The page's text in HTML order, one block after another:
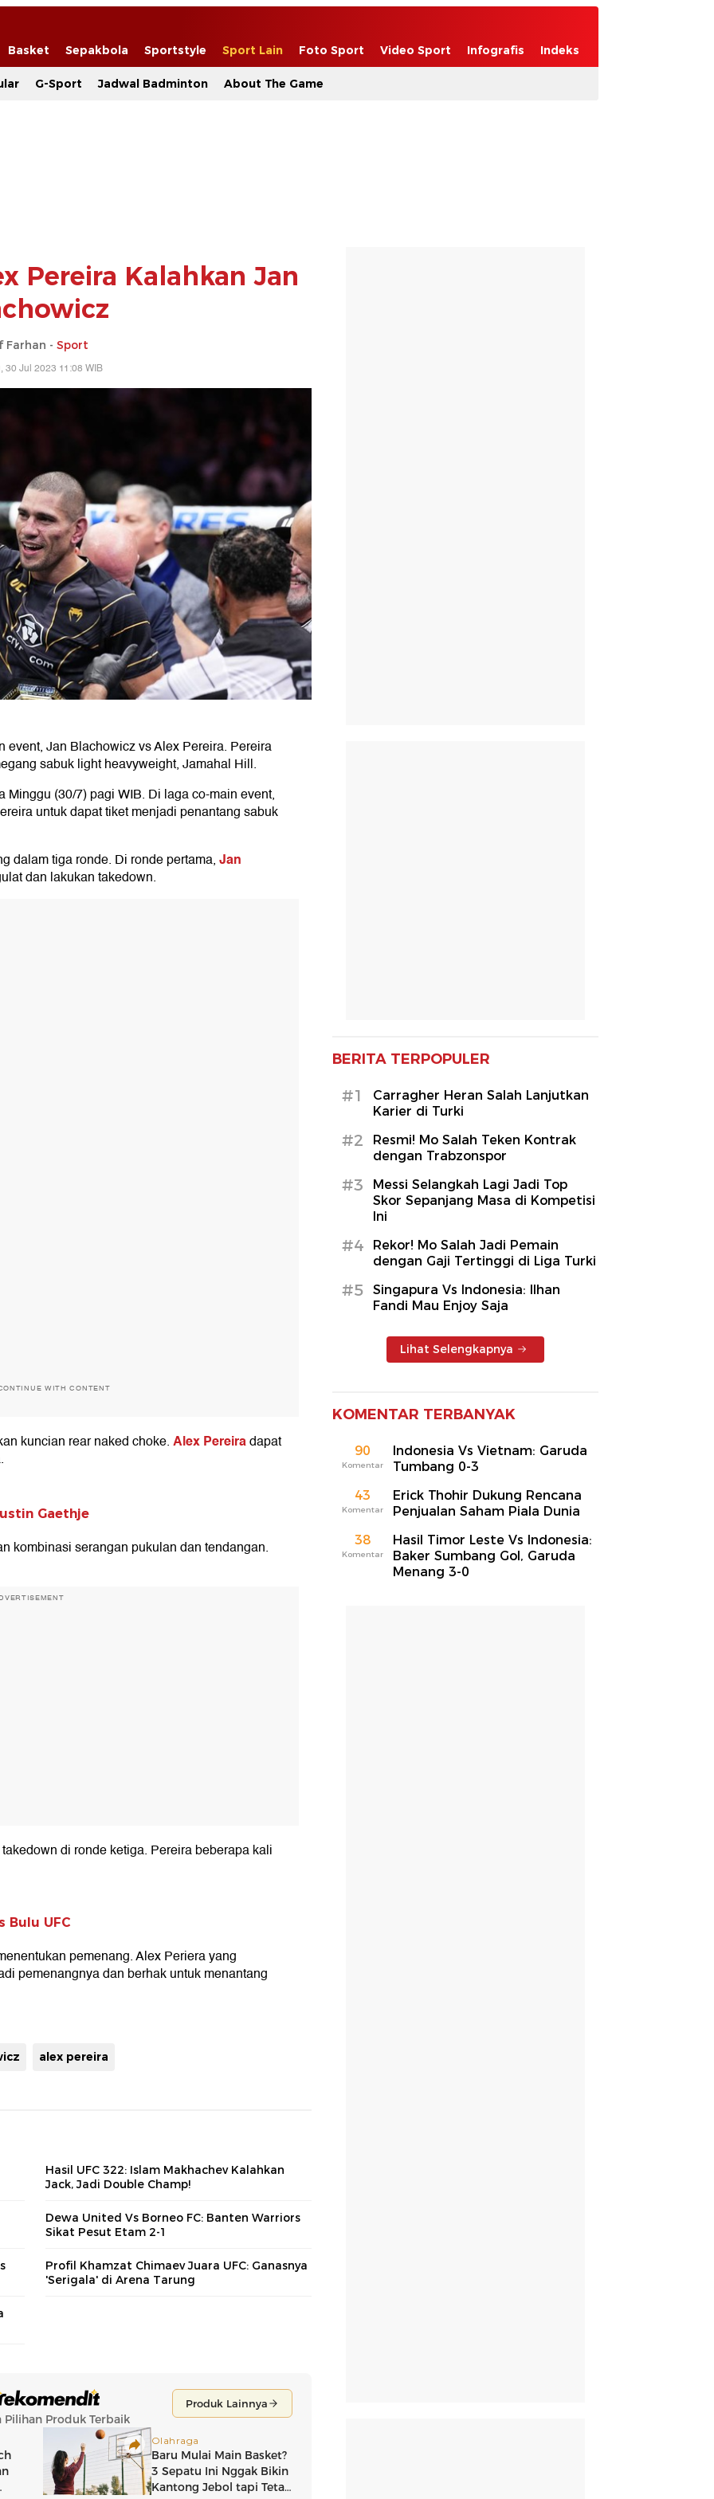
Basket Sepakbola Sportstyle Sport Lain Foto Sport Video Sport Infografis Indeks
G-Sport Jadwal Badminton About The Game
Pereira Kalahkan Jan
Farhan - Sport
30 Jul 2023 11:08 WIB
event, Jan Blachowicz vs Alex Pereira. Pereira
sabuk light heavyweight, Jamahal Hill.
Minggu (30/7) pagi WIB. Di laga co-main event,
untuk dapat tiket menjadi penantang sabuk
dalam tiga ronde. Di ronde pertama,Jan
dan lakukan takedown.
WITH CONTENT
kuncian rear naked choke.Alex Pereiradapat
Gaethje
kombinasi serangan pukulan dan tendangan.
di ronde ketiga. Pereira beberapa kali
Bulu UFC
pemenang. Alex Periera yang
pemenangnya dan berhak untuk menantang
alex pereira
Hasil UFC 322: Islam Makhachev Kalahkan
Jack, Jadi Double Champ!
Dewa United Vs Borneo FC: Banten Warriors
Sikat Pesut Etam 2-1
Profil Khamzat Chimaev Juara UFC: Ganasnya
'Serigala' di Arena Tarung
BERITA TERPOPULER
#1
Carragher Heran Salah Lanjutkan
Karier di Turki
#2
Resmi! Mo Salah Teken Kontrak
dengan Trabzonspor
#3
Messi Selangkah Lagi Jadi Top
Skor Sepanjang Masa di Kompetisi
Ini
#4
Rekor! Mo Salah Jadi Pemain
dengan Gaji Tertinggi di Liga Turki
#5
Singapura Vs Indonesia: Ilhan
Fandi Mau Enjoy Saja
Lihat Selengkapnya
KOMENTAR TERBANYAK
90
Komentar
Indonesia Vs Vietnam: Garuda
Tumbang 0-3
43
Komentar
Erick Thohir Dukung Rencana
Penjualan Saham Piala Dunia
38
Komentar
Hasil Timor Leste Vs Indonesia:
Baker Sumbang Gol, Garuda
Menang 3-0